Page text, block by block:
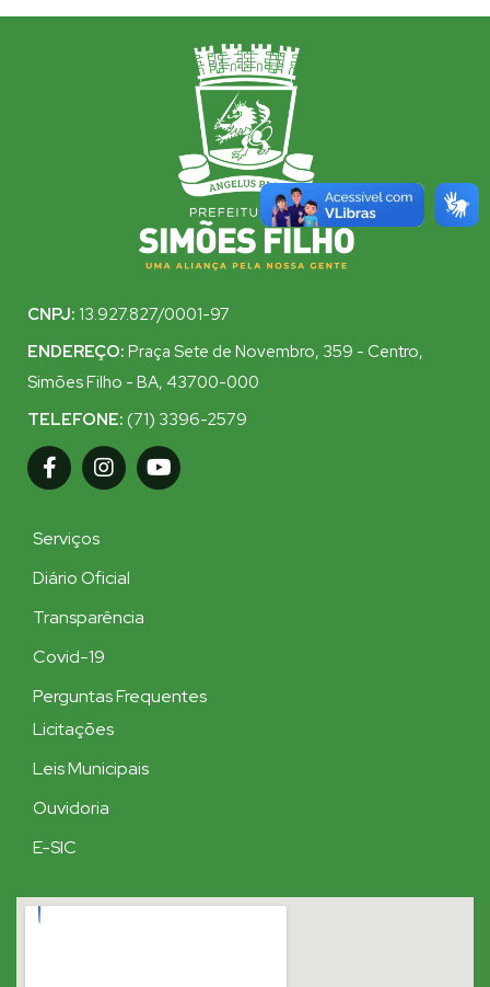
CNPJ: 13.927.827/0001-97
ENDEREÇO: Praça Sete de Novembro, 359 - Centro,
Simões Filho - BA, 43700-000
TELEFONE: (71) 3396-2579
Serviços
Diário Oficial
Transparência
Covid-19
Perguntas Frequentes
Licitações
Leis Municipais
Ouvidoria
E-SIC